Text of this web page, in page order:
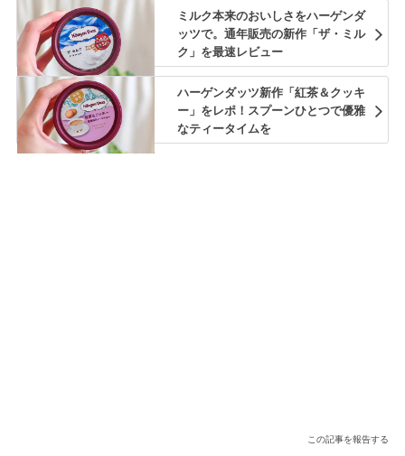
ミルク本来のおいしさをハーゲンダ
ッツで。通年販売の新作「ザ・ミル
ク」を最速レビュー
ハーゲンダッツ新作「紅茶＆クッキ
ー」をレポ！スプーンひとつで優雅
なティータイムを
この記事を報告する